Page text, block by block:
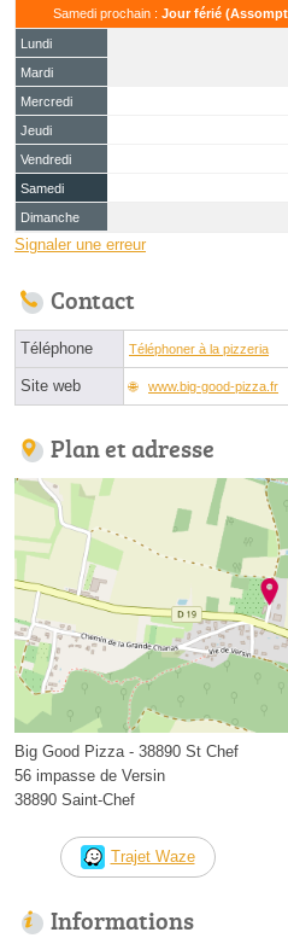
Samedi prochain : Jour férié
Lundi
Mardi
Mercredi
Jeudi
Vendredi
Samedi
Dimanche
Signaler une erreur
Contact
Téléphone Téléphoner à la pizzeria
Site web www.big-good-pizza.fr
Plan et adresse
Big Good Pizza - 38890 St Chef
56 impasse de Versin
38890 Saint-Chef
Trajet Waze
Informations